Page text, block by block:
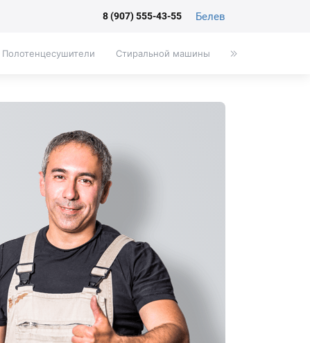
8 (907) 555-43-55 Белев
Полотенцесушители Стиральной машины Писсуары